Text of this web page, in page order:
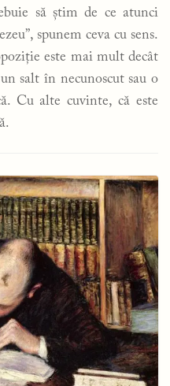
să știm de ce atunci
spunem ceva cu sens.
este mai mult decât
salt în necunoscut sau o
Cu alte cuvinte, că este